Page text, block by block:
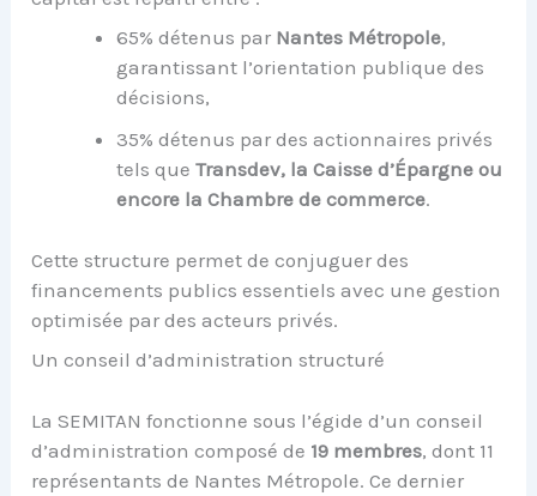
65% détenus par Nantes Métropole,
garantissant l’orientation publique des
décisions,
35% détenus par des actionnaires privés
tels queTransdev, la Caisse d’Épargne ou
encore la Chambre de commerce.
Cette structure permet de conjuguer des
financements publics essentiels avec une gestion
optimisée par des acteurs privés.
Un conseil d’administration structuré
La SEMITAN fonctionne sous l’égide d’un conseil
d’administration composé de 19 membres, dont 11
représentants de Nantes Métropole. Ce dernier